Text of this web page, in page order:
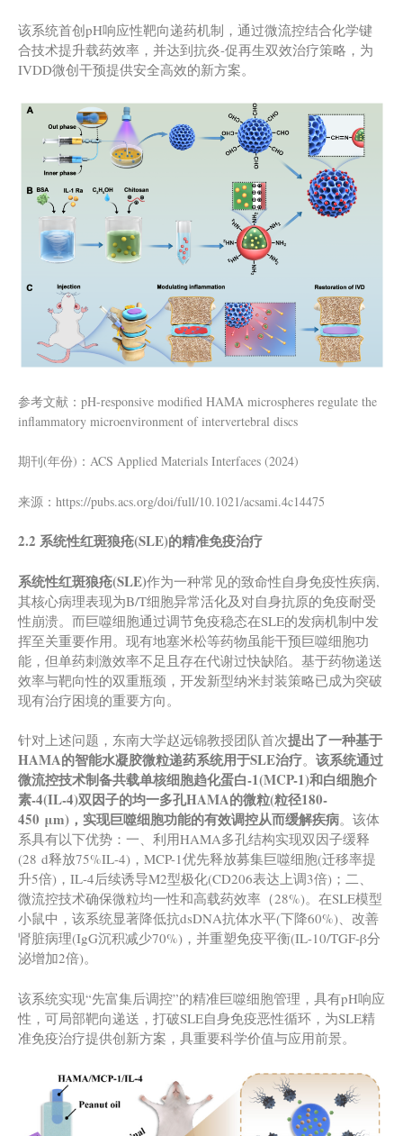
该系统首创pH响应性靶向递药机制，通过微流控结合化学键
合技术提升载药效率，并达到抗炎-促再生双效治疗策略，为
IVDD微创干预提供安全高效的新方案。
参考文献：pH-responsive modified HAMA microspheres regulate the
inflammatory microenvironment of intervertebral discs
期刊(年份)：ACS Applied Materials Interfaces (2024)
来源：https://pubs.acs.org/doi/full/10.1021/acsami.4c14475
2.2 系统性红斑狼疮(SLE)的精准免疫治疗
系统性红斑狼疮(SLE)作为一种常见的致命性自身免疫性疾病,
其核心病理表现为B/T细胞异常活化及对自身抗原的免疫耐受
性崩溃。而巨噬细胞通过调节免疫稳态在SLE的发病机制中发
挥至关重要作用。现有地塞米松等药物虽能干预巨噬细胞功
能，但单药刺激效率不足且存在代谢过快缺陷。基于药物递送
效率与靶向性的双重瓶颈，开发新型纳米封装策略已成为突破
现有治疗困境的重要方向。
针对上述问题，东南大学赵远锦教授团队首次提出了一种基于
HAMA的智能水凝胶微粒递药系统用于SLE治疗。 该系统通过
微流控技术制备共载单核细胞趋化蛋白-1(MCP-1)和白细胞介
素-4(IL-4)双因子的均一多孔HAMA的微粒(粒径180-
450 μm) ， 实现巨噬细胞功能的有效调控从而缓解疾病。该体
系具有以下优势：一、利用HAMA多孔结构实现双因子缓释
(28 d释放75%IL-4)，MCP-1优先释放募集巨噬细胞(迁移率提
升5倍)，IL-4后续诱导M2型极化(CD206表达上调3倍)；二、
微流控技术确保微粒均一性和高载药效率（28%)。在SLE模型
小鼠中，该系统显著降低抗dsDNA抗体水平(下降60%)、改善
肾脏病理(IgG沉积减少70%)，并重塑免疫平衡(IL-10/TGF-β分
泌增加2倍)。
该系统实现“先富集后调控”的精准巨噬细胞管理，具有pH响应
性，可局部靶向递送，打破SLE自身免疫恶性循环，为SLE精
准免疫治疗提供创新方案，具重要科学价值与应用前景。